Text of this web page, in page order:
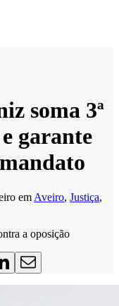
soma 3ª
garante
em Aveiro, Justiça,
a oposição